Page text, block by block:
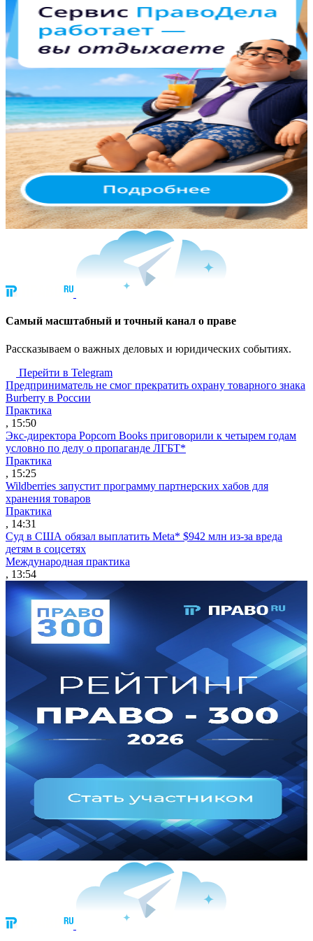
Cамый масштабный и точный канал о праве
Рассказываем о важных деловых и юридических событиях.
Перейти в Telegram
Предприниматель не смог прекратить охрану товарного знака
Burberry в России
Практика
, 15:50
Экс-директора Popcorn Books приговорили к четырем годам
условно по делу о пропаганде ЛГБТ*
Практика
, 15:25
Wildberries запустит программу партнерских хабов для
хранения товаров
Практика
, 14:31
Суд в США обязал выплатить Meta* $942 млн из-за вреда
детям в соцсетях
Международная практика
, 13:54